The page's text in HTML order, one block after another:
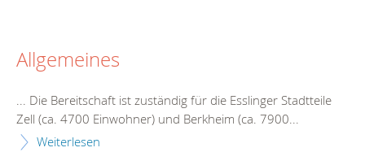
Allgemeines
... Die Bereitschaft ist zuständig für die Esslinger Stadtteile
Zell (ca. 4700 Einwohner) und Berkheim (ca. 7900...
Weiterlesen